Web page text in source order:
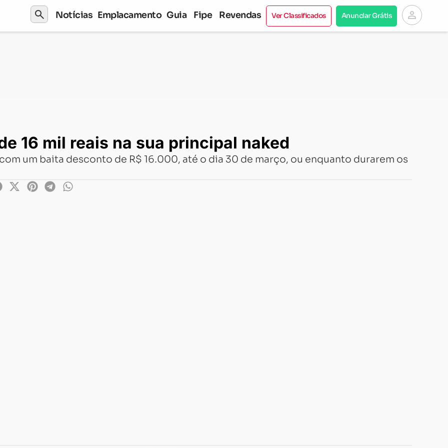
search Notícias Emplacamento Guia Fipe Revendas Ver Classificados Anunciar Grátis person
na sua principal naked
16 mil reais na sua principal naked
um baita desconto de R$ 16.000, até o dia 30 de março, ou enquanto durarem os